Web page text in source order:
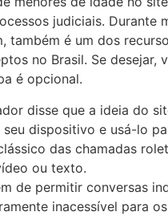
judiciais.
também é um dos
no Brasil. Se
é opcional.
disse que a ideia do
dispositivo e usá-lo
das chamadas
ou texto.
de permitir conversas
inacessível para